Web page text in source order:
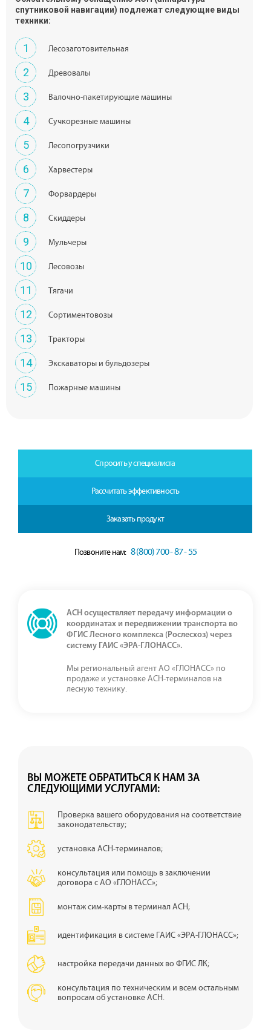
спутниковой навигации) подлежат следующие виды
техники:
1 Лесозаготовительная
2 Древовалы
3 Валочно-пакетирующие машины
4 Сучкорезные машины
5 Лесопогрузчики
6 Харвестеры
7 Форвардеры
8 Скиддеры
9 Мульчеры
10 Лесовозы
11 Тягачи
12 Сортиментовозы
13 Тракторы
14 Экскаваторы и бульдозеры
15 Пожарные машины
Спросить у специалиста
Рассчитать эффективность
Заказать продукт
Позвоните нам: 8 (800) 700 - 87 - 55
АСН осуществляет передачу информации о
координатах и передвижении транспорта во
ФГИС Лесного комплекса (Рослесхоз) через
систему ГАИС «ЭРА-ГЛОНАСС».
Мы региональный агент АО «ГЛОНАСС» по
продаже и установке АСН-терминалов на
лесную технику.
ВЫ МОЖЕТЕ ОБРАТИТЬСЯ К НАМ ЗА
СЛЕДУЮЩИМИ УСЛУГАМИ:
Проверка вашего оборудования на соответствие
законодательству;
установка АСН-терминалов;
консультация или помощь в заключении
договора с АО «ГЛОНАСС»;
монтаж сим-карты в терминал АСН;
идентификация в системе ГАИС «ЭРА-ГЛОНАСС»;
настройка передачи данных во ФГИС ЛК;
консультация по техническим и всем остальным
вопросам об установке АСН.